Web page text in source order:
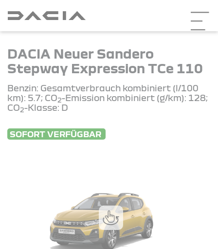
DACIA Neuer Sandero
Stepway Expression TCe 110
Benzin: Gesamtverbrauch kombiniert (l/100
km): 5.7; CO2-Emission kombiniert (g/km): 128;
CO2-Klasse: D
SOFORT VERFÜGBAR